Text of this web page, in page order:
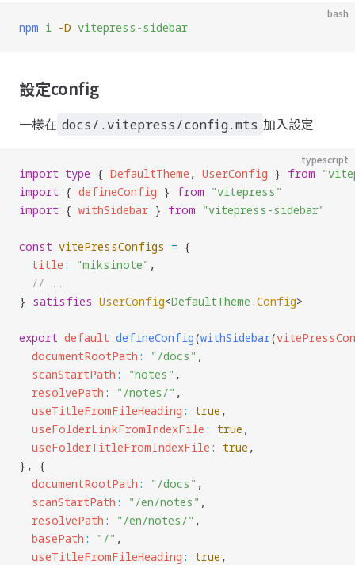
bash
npm i -D vitepress-sidebar
設定config
一樣在 docs/.vitepress/config.mts 加入設定
typescript
import type { DefaultTheme , UserConfig } from "
import { defineConfig } from "vitepress "
import { withSidebar } from "vitepress-sidebar"
const vitePressConfigs = {
  title
: "miksinote" ,
  // ...
} satisfies UserConfig<DefaultTheme .Config>
export default defineConfig(withSidebar(
  documentRootPath
: " /docs " ,
  scanStartPath
: "notes " ,
  resolvePath
: " /notes/" ,
  useTitleFromFileHeading
: true ,
  useFolderLinkFromIndexFile
: true ,
  useFolderTitleFromIndexFile
: true ,
}, {
  documentRootPath
: " /docs " ,
  scanStartPath
: " /en/notes " ,
  resolvePath
: " /en/notes/" ,
  basePath
: " /" ,
  useTitleFromFileHeading
: true ,